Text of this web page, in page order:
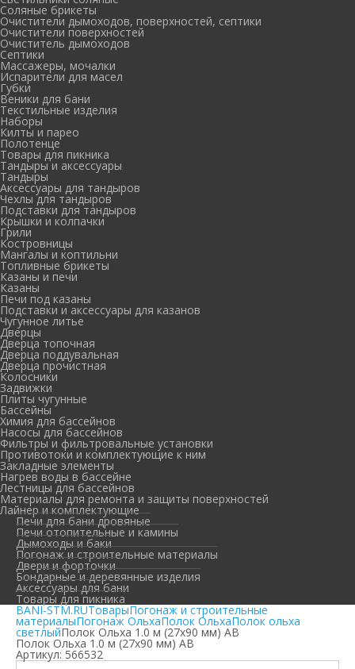
Соляные брикеты
Очистители дымоходов, поверхностей, септики
Очистители поверхностей
Очиститель дымоходов
Септики
Массажеры, мочалки
Испарители для масел
Губки
Веники для бани
Текстильные изделия
Наборы
Килты и парео
Полотенце
Товары для пикника
Тандыры и аксессуары
Тандыры
Аксессуары для тандыров
Чехлы для тандыров
Подставки для тандыров
Крышки и колпачки
Грили
Костровницы
Мангалы и коптильни
Топливные брикеты
Казаны и печи
Казаны
Печи под казаны
Подставки и аксессуары для казанов
Чугунное литье
Дверцы
Дверца топочная
Дверца поддувальная
Дверца прочистная
Колосники
Задвижки
Плиты чугунные
Бассейны
Химия для бассейнов
Насосы для бассейнов
Фильтры и фильтровальные установки
Противотоки и комплектующие к ним
Закладные элементы
Нагрев воды в бассейне
Лестницы для бассейнов
Материалы для ремонта и защиты поверхностей
Лайнер и комплектующие
Печи для бани дровяные
Печи отопительные и камины
Дымоходы и баки
Погонаж и строительные материалы
Двери и форточки
Бондарные и деревянные изделия
Аксессуары для бани
Товары для пикника
BANI-STM.RUТоварыПогонаж и строительные
материалыПогонаж ОльхаПолок ОльхаПолок ольха
светлыйПолок Ольха 1.0 м (27х90 мм) АВ
Полок Ольха 1.0 м (27х90 мм) АВ
Артикул: 566532